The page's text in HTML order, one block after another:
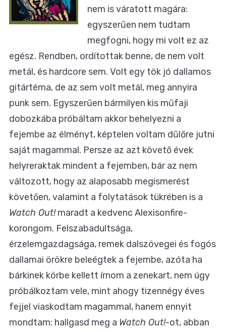
nem is váratott magára:
egyszerűen nem tudtam
megfogni, hogy mi volt ez az
egész. Rendben, ordítottak benne, de nem volt
metál, és hardcore sem. Volt egy tök jó dallamos
gitártéma, de az sem volt metál, meg annyira
punk sem. Egyszerűen bármilyen kis műfaji
dobozkába próbáltam akkor behelyezni a
fejembe az élményt, képtelen voltam dűlőre jutni
saját magammal. Persze az azt követő évek
helyreraktak mindent a fejemben, bár az nem
változott, hogy az alaposabb megismerést
követően, valamint a folytatások tükrében is a
Watch Out!maradt a kedvenc Alexisonfire-
korongom. Felszabadultsága,
érzelemgazdagsága, remek dalszövegei és fogós
dallamai örökre beleégtek a fejembe, azóta ha
bárkinek körbe kellett írnom a zenekart, nem úgy
próbálkoztam vele, mint ahogy tizennégy éves
fejjel viaskodtam magammal, hanem ennyit
mondtam: hallgasd meg a Watch Out!-ot, abban